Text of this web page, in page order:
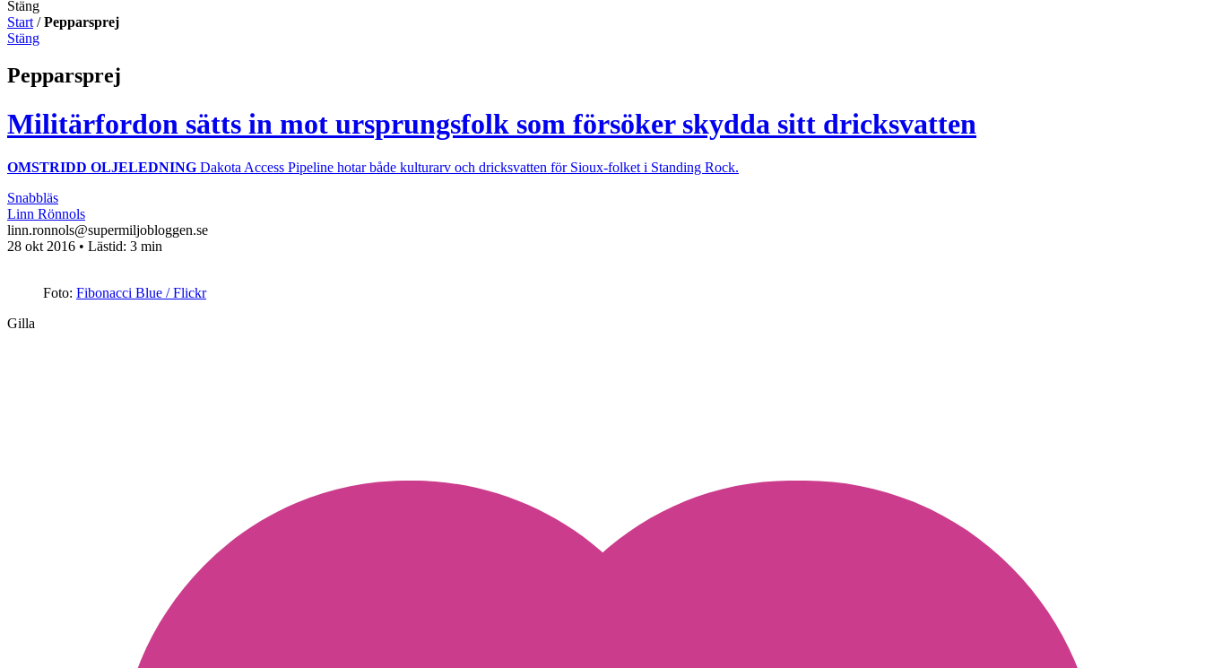
Stäng
Start /Pepparsprej
Stäng
Pepparsprej
Militärfordon sätts in mot ursprungsfolk som försöker skydda sitt dricksvatten
OMSTRIDD OLJELEDNING Dakota Access Pipeline hotar både kulturarv och dricksvatten för Sioux-folket i Standing Rock.
Snabbläs
Linn Rönnols
linn.ronnols@supermiljobloggen.se
28 okt 2016 • Lästid: 3 min
Foto: Fibonacci Blue / Flickr
Gilla